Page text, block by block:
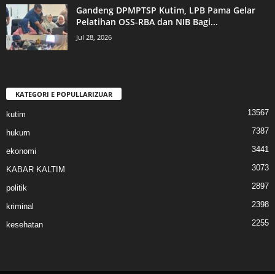
Gandeng DPMPTSP Kutim, LPB Pama Gelar
Pelatihan OSS-RBA dan NIB Bagi...
Jul 28, 2026
KATEGORI E POPULLARIZUAR
kutim 13567
hukum 7387
ekonomi 3441
KABAR KALTIM 3073
politik 2897
kriminal 2398
kesehatan 2255